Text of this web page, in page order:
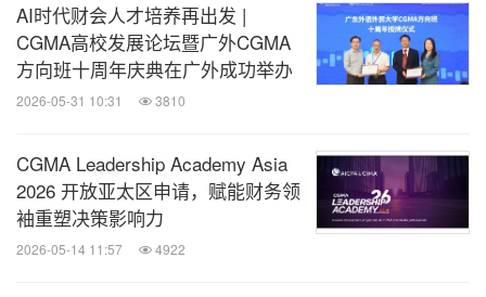
AI时代财会人才培养再出发 |
CGMA高校发展论坛暨广外CGMA
方向班十周年庆典在广外成功举办
2026-05-31 10:31 3810
CGMA Leadership Academy Asia
2026 开放亚太区申请，赋能财务领
袖重塑决策影响力
2026-05-14 11:57 4922